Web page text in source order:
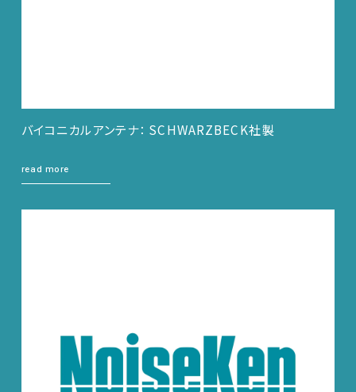
バイコニカルアンテナ： SCHWARZBECK社製
read more